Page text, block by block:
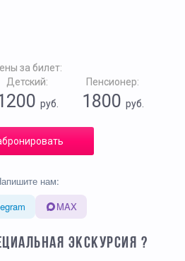
за билет:
Детский:
руб.
Пенсионер:
1800руб.
нам:
MAX
ЭКСКУРСИЯ ?